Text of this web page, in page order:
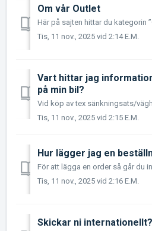
Om vår Outlet
Tis, 11 nov., 2025 vid 2:14 E.M.
Vart hittar jag
på min bil?
Tis, 11 nov., 2025 vid 2:15 E.M.
Hur lägger jag en
Tis, 11 nov., 2025 vid 2:16 E.M.
Skickar ni internationellt?